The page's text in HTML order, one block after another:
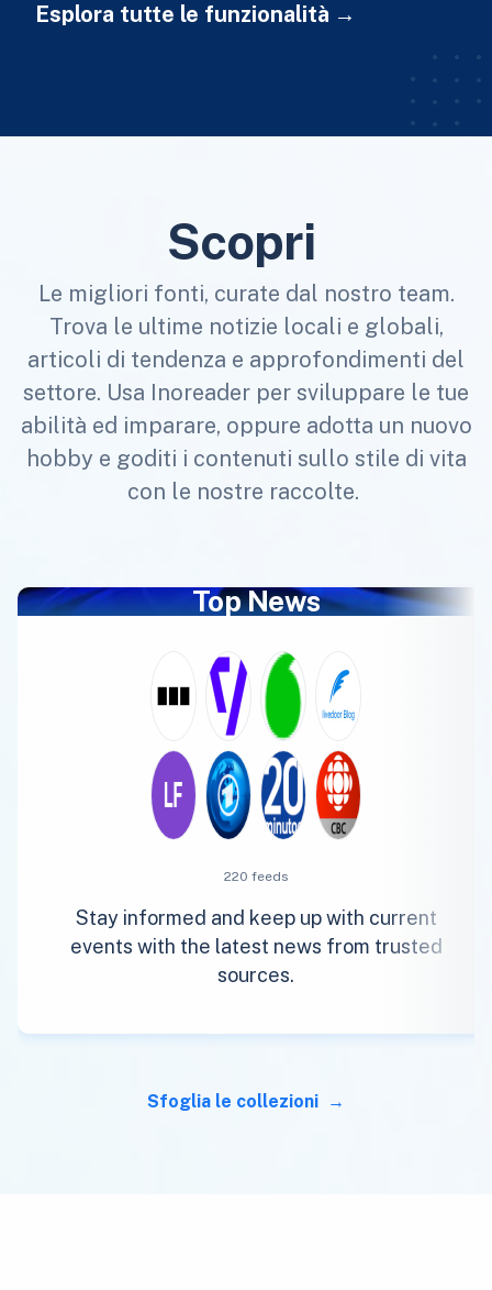
Esplora tutte le funzionalità
Scopri
Le migliori fonti, curate dal nostro team.
Trova le ultime notizie locali e globali,
articoli di tendenza e approfondimenti del
settore. Usa Inoreader per sviluppare le tue
abilità ed imparare, oppure adotta un nuovo
hobby e goditi i contenuti sullo stile di vita
con le nostre raccolte.
Top News
220 feeds
Stay informed and keep up with current
events with the latest news from trusted
sources.
Sfoglia le collezioni